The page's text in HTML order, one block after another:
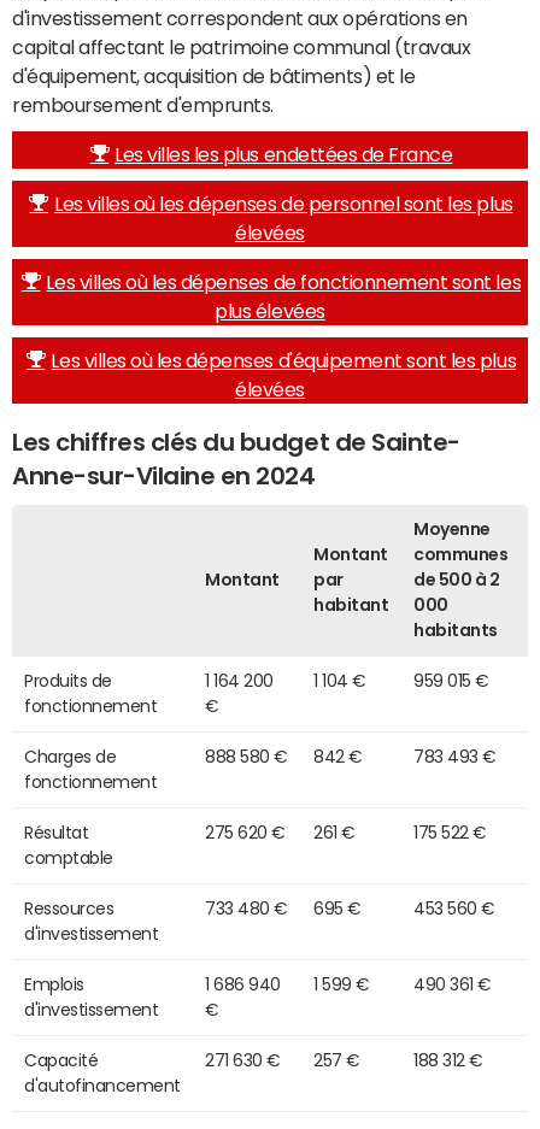
d'investissement correspondent aux opérations en
capital affectant le patrimoine communal (travaux
d'équipement, acquisition de bâtiments) et le
remboursement d'emprunts.
Les villes les plus endettées de France
Les villes où les dépenses de personnel sont les plus
élevées
Les villes où les dépenses de fonctionnement sont les
plus élevées
Les villes où les dépenses d'équipement sont les plus
élevées
Les chiffres clés du budget de Sainte-
Anne-sur-Vilaine en 2024
Montant
Montant
par
habitant
Moyenne
communes
de 500 à 2
000
habitants
Produits de
fonctionnement
1 164 200
€
1 104 € 959 015 €
Charges de
fonctionnement
888 580 € 842 € 783 493 €
Résultat
comptable
275 620 € 261 € 175 522 €
Ressources
d'investissement
733 480 € 695 € 453 560 €
Emplois
d'investissement
1 686 940
€
1 599 € 490 361 €
Capacité
d'autofinancement
271 630 € 257 € 188 312 €